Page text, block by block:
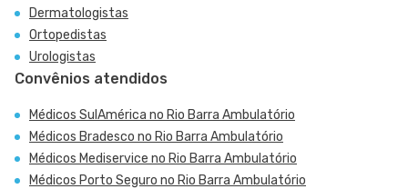
Dermatologistas
Ortopedistas
Urologistas
Convênios atendidos
Médicos SulAmérica no Rio Barra Ambulatório
Médicos Bradesco no Rio Barra Ambulatório
Médicos Mediservice no Rio Barra Ambulatório
Médicos Porto Seguro no Rio Barra Ambulatório